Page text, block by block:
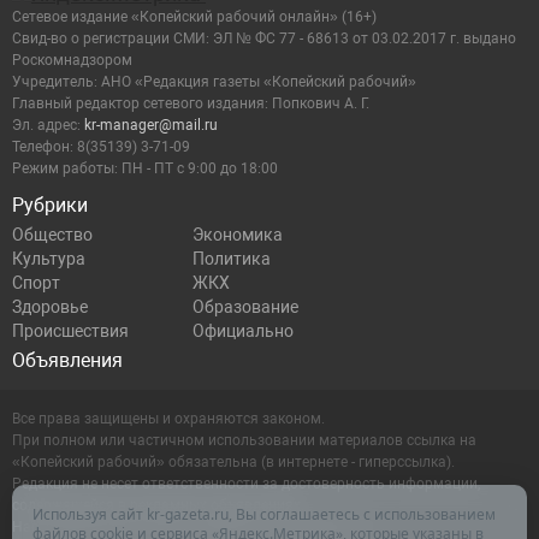
Рубрики
Общество
Экономика
Культура
Политика
Спорт
ЖКХ
Здоровье
Образование
Происшествия
Официально
Объявления
Сетевое издание «Копейский рабочий онлайн» (16+)
Cвид-во о регистрации СМИ: ЭЛ № ФС 77 - 68613 от 03.02.2017 г. выдано
Роскомнадзором
Учредитель: АНО «Редакция газеты «Копейский рабочий»
Главный редактор сетевого издания: Попкович А. Г.
Эл. адрес: kr-manager@mail.ru
Телефон: 8(35139) 3-71-09
Режим работы: ПН - ПТ с 9:00 до 18:00
Все права защищены и охраняются законом.
При полном или частичном использовании материалов ссылка на
«Копейский рабочий» обязательна (в интернете - гиперссылка).
Редакция не несет ответственности за достоверность информации,
содержащейся в рекламных объявлениях.
Настоящий ресурс может содержать материалы 16+
Используя сайт kr-gazeta.ru, Вы соглашаетесь с использованием
файлов cookie и сервиса «Яндекс.Метрика», которые указаны в